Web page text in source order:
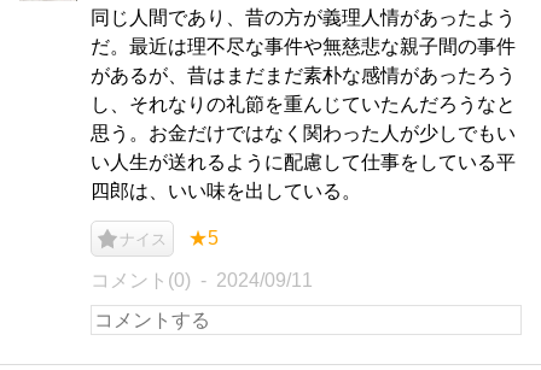
同じ人間であり、昔の方が義理人情があったよう
だ。最近は理不尽な事件や無慈悲な親子間の事件
があるが、昔はまだまだ素朴な感情があったろう
し、それなりの礼節を重んじていたんだろうなと
思う。お金だけではなく関わった人が少しでもい
い人生が送れるように配慮して仕事をしている平
四郎は、いい味を出している。
ナイス ★5
コメント(0) 2024/09/11